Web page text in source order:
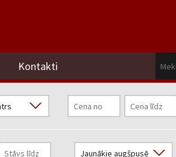
Kontakti